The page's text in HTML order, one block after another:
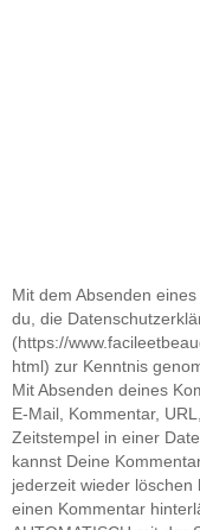
Mit dem Absenden
du, die
(https://
html) zur Kenntnis
Mit Absenden deines
E-Mail, Kommentar,
Zeitstempel in einer
kannst Deine
jederzeit wieder
einen Kommentar